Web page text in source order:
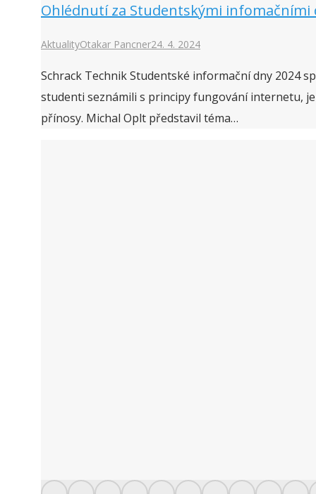
Ohlédnutí za Studentskými infomačními
AktualityOtakar Pancner24. 4. 2024
Schrack Technik Studentské informační dny 2024
studenti seznámili s principy fungování internetu,
přínosy. Michal Oplt představil téma…